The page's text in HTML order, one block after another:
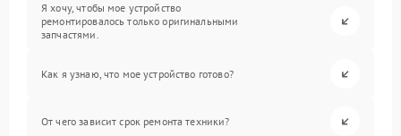
Я хочу, чтобы мое устройство
ремонтировалось только оригинальными
запчастями.
Как я узнаю, что мое устройство готово?
От чего зависит срок ремонта техники?